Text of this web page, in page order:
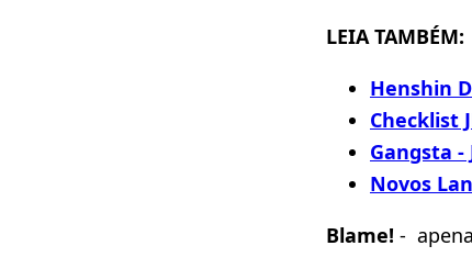
LEIA TAMBÉM:
Henshin
Checklist
Gangsta -
Novos
Blame! -